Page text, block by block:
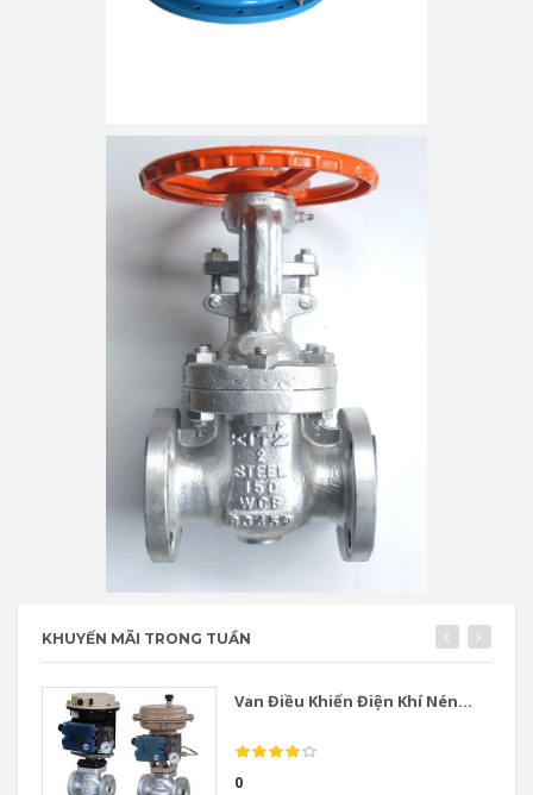
KHUYẾN MÃI TRONG TUẦN
Van Điều Khiển Điện Khí Nén...
0